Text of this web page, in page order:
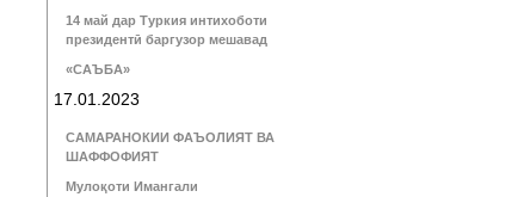
14 май дар Туркия интихоботи
президентӣ баргузор мешавад
«САЪБА»
17.01.2023
САМАРАНОКИИ ФАЪОЛИЯТ ВА
ШАФФОФИЯТ
Мулоқоти Имангали